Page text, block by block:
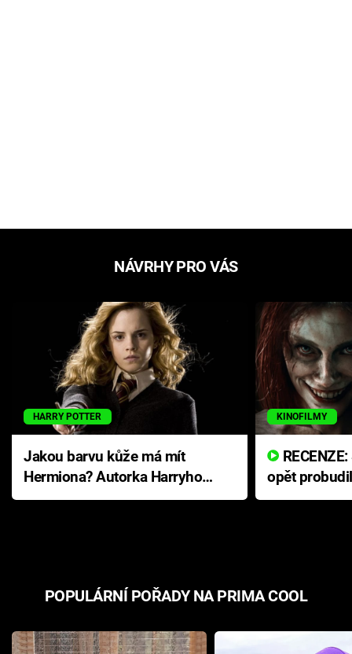
NÁVRHY PRO VÁS
HARRY POTTER
Jakou barvu kůže má mít
Hermiona? Autorka Harryho
Pottera přišla s ráznou
KINOFILMY
opět
přichází s
POPULÁRNÍ POŘADY NA PRIMA COOL